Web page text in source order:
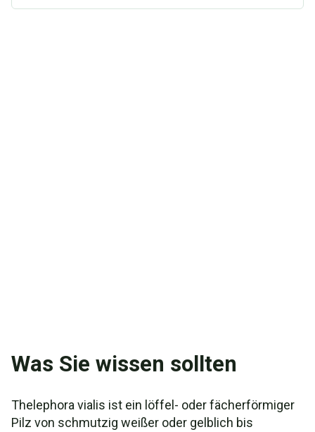
Was Sie wissen sollten
Thelephora vialis ist ein löffel- oder fächerförmiger
Pilz von schmutzig weißer oder gelblich bis